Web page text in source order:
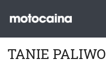
TANIE PALIWO